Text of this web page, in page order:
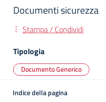
Documenti sicurezza
Stampa / Condividi
Tipologia
Documento Generico
Indice della pagina